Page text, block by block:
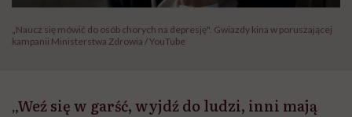
„Naucz się mówić do osób chorych na depresję". Gwiazdy kina w poruszającej
kampanii Ministerstwa Zdrowia / YouTube
„Weź się w garść, wyjdź do ludzi, inni mają